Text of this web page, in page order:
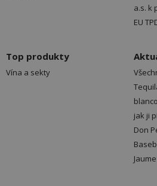
a.s. k
EU
Top produkty
Vína a sekty
jak ji
Don